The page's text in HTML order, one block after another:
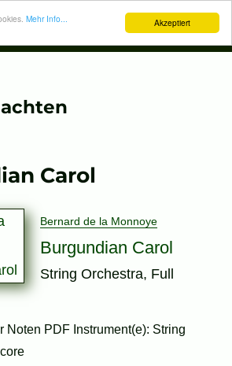
Akzeptiert
Mehr Info...
Carol
Bernard de la Monnoye
Burgundian Carol
String Orchestra, Full
Noten PDF Instrument(e): String